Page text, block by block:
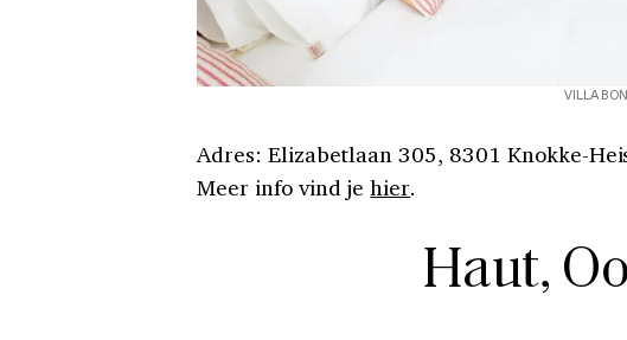
VILLA
Adres: Elizabetlaan 305, 8301 Knokke-
Meer info vind jehier.
Haut,